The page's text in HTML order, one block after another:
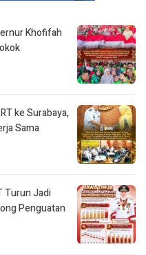
Khofifah
ke Surabaya,
Sama
Turun Jadi
Penguatan